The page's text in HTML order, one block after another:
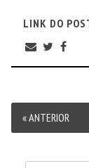
LINK DO
« ANTERIOR